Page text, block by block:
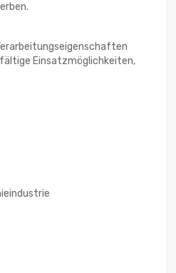
Einsatzmöglichkeiten,